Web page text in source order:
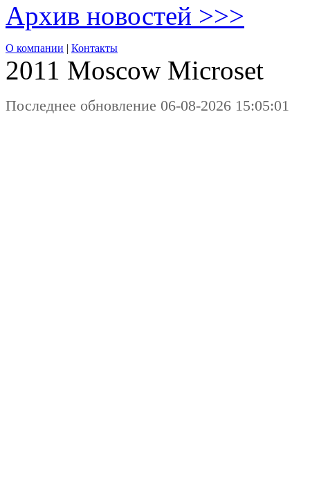
Архив новостей >>>
О компании | Контакты
2011 Moscow Microset
Последнее обновление 06-08-2026 15:05:01